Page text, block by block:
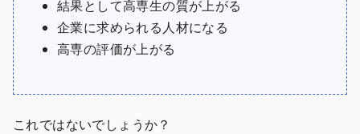
結果として高専生の質が上がる
企業に求められる人材になる
高専の評価が上がる
これではないでしょうか？